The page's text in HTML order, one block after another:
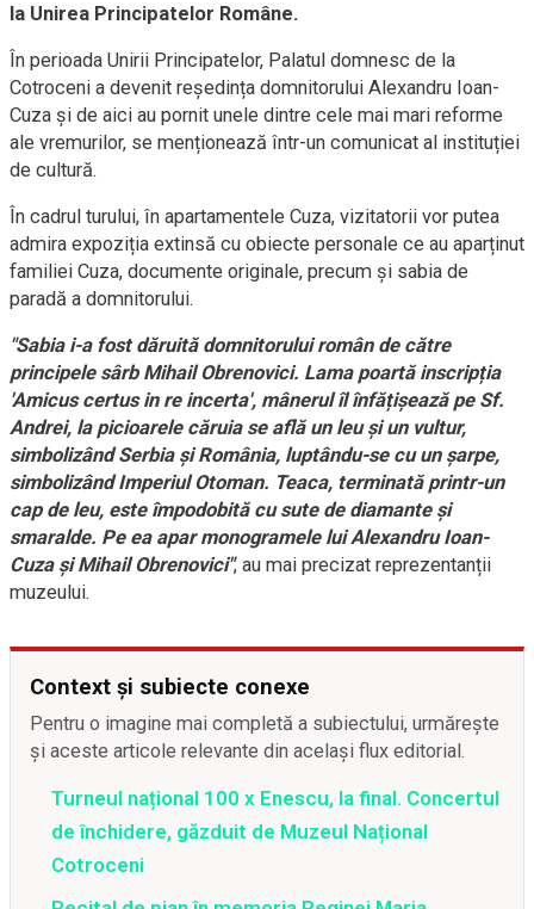
la Unirea Principatelor Române.
În perioada Unirii Principatelor, Palatul domnesc de la
Cotroceni a devenit reședința domnitorului Alexandru Ioan-
Cuza și de aici au pornit unele dintre cele mai mari reforme
ale vremurilor, se menționează într-un comunicat al instituției
de cultură.
În cadrul turului, în apartamentele Cuza, vizitatorii vor putea
admira expoziția extinsă cu obiecte personale ce au aparținut
familiei Cuza, documente originale, precum și sabia de
paradă a domnitorului.
"Sabia i-a fost dăruită domnitorului român de către
principele sârb Mihail Obrenovici. Lama poartă inscripția
'Amicus certus in re incerta', mânerul îl înfățișează pe Sf.
Andrei, la picioarele căruia se află un leu și un vultur,
simbolizând Serbia și România, luptându-se cu un șarpe,
simbolizând Imperiul Otoman. Teaca, terminată printr-un
cap de leu, este împodobită cu sute de diamante și
smaralde. Pe ea apar monogramele lui Alexandru Ioan-
Cuza și Mihail Obrenovici", au mai precizat reprezentanții
muzeului.
Context și subiecte conexe
Pentru o imagine mai completă a subiectului, urmărește
și aceste articole relevante din același flux editorial.
Turneul național 100 x Enescu, la final. Concertul
de închidere, găzduit de Muzeul Național
Cotroceni